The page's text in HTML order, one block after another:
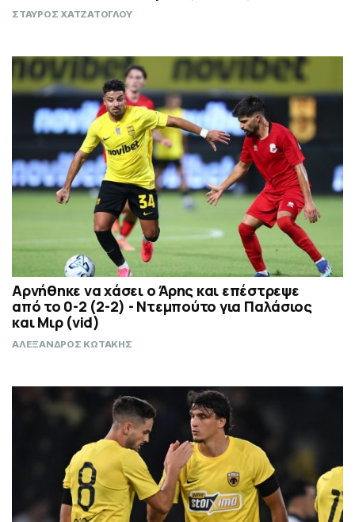
ΣΤΑΥΡΟΣ ΧΑΤΖΑΤΟΓΛΟΥ
Αρνήθηκε να χάσει ο Άρης και επέστρεψε
από το 0-2 (2-2) - Ντεμπούτο για Παλάσιος
και Μιρ (vid)
ΑΛΕΞΑΝΔΡΟΣ ΚΩΤΑΚΗΣ